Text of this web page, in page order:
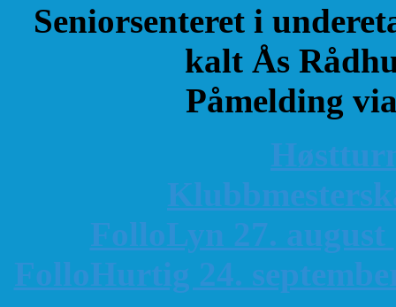
Seniorsenteret i
kalt Ås
Påmelding
K
FolloLyn 27. august
FolloHurtig 24.